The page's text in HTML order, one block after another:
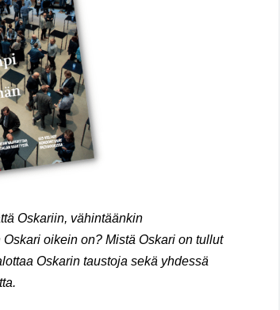
Oskariin, vähintäänkin
oikein on? Mistä Oskari on tullut
Oskarin taustoja sekä yhdessä